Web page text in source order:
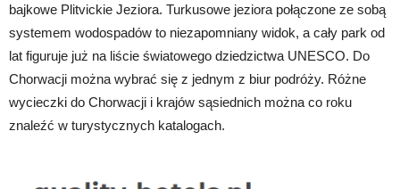
bajkowe Plitvickie Jeziora. Turkusowe jeziora połączone ze sobą
systemem wodospadów to niezapomniany widok, a cały park od
lat figuruje już na liście światowego dziedzictwa UNESCO. Do
Chorwacji można wybrać się z jednym z biur podróży. Różne
wycieczki do Chorwacji i krajów sąsiednich można co roku
znaleźć w turystycznych katalogach.